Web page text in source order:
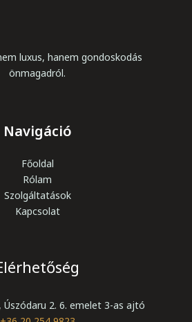
luxus, hanem gondoskodás
önmagadról.
Navigáció
Főoldal
Rólam
Szolgáltatások
Kapcsolat
Úszódaru 2. 6. emelet 3-as ajtó